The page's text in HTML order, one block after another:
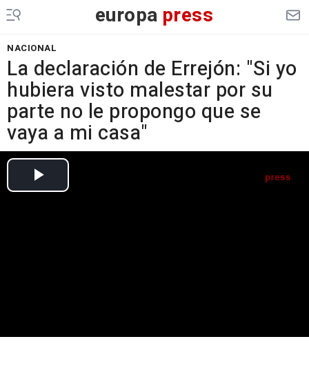
europa press
NACIONAL
La declaración de Errejón: "Si yo
hubiera visto malestar por su
parte no le propongo que se
vaya a mi casa"